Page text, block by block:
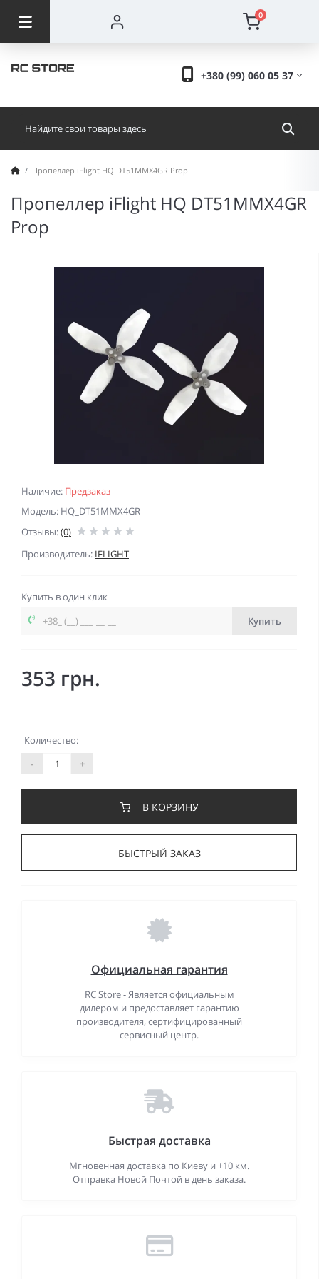
0
+380 (99) 060 05 37
Пропеллер iFlight HQ DT51MMX4GR Prop
Пропеллер iFlight HQ DT51MMX4GR
Prop
Наличие: Предзаказ
Модель: HQ_DT51MMX4GR
Отзывы:(0)
Производитель: IFLIGHT
Купить в один клик
Купить
353 грн.
Количество:
-
+
В КОРЗИНУ
БЫСТРЫЙ ЗАКАЗ
Официальная гарантия
RC Store - Является официальным
дилером и предоставляет гарантию
производителя, сертифицированный
сервисный центр.
Быстрая доставка
Мгновенная доставка по Киеву и +10 км.
Отправка Новой Почтой в день заказа.